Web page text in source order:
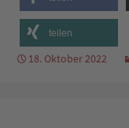
teilen
18. Oktober 2022